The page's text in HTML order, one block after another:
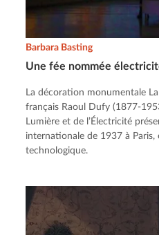
Une fée nommée
Barbara Basting
La décoration monumentale
français Raoul Dufy (1877-
Lumière et de l’Électricité
internationale de 1937 à Paris,
technologique.